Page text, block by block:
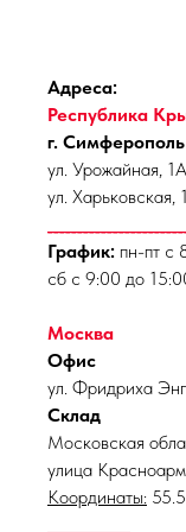
Адреса:
Республика
г. Симферополь
ул. Урожайная,
ул.
График: пн-пт с
сб с 9:00 до
Москва
Офис
ул. Фридриха
Склад
Московская
улица
Координаты: